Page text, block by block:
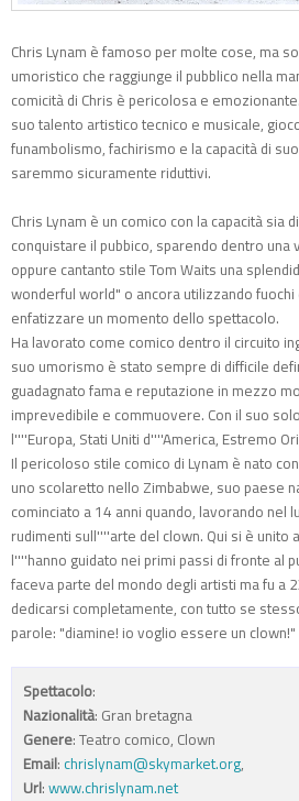
Chris Lynam è famoso per molte cose, ma
umoristico che raggiunge il pubblico nella
comicità di Chris è pericolosa e
suo talento artistico tecnico e musicale,
funambolismo, fachirismo e la capacità di
saremmo sicuramente riduttivi.
Chris Lynam è un comico con la capacità sia
conquistare il pubbico, sparendo dentro una
oppure cantanto stile Tom Waits una
wonderful world" o ancora utilizzando
enfatizzare un momento dello spettacolo.
Ha lavorato come comico dentro il circuito
suo umorismo è stato sempre di difficile
guadagnato fama e reputazione in mezzo
imprevedibile e commuovere. Con il suo
l''''Europa, Stati Uniti d''''America, Estremo
Il pericoloso stile comico di Lynam è nato
uno scolaretto nello Zimbabwe, suo paese
cominciato a 14 anni quando, lavorando nel
rudimenti sull''''arte del clown. Qui si è unito
l''''hanno guidato nei primi passi di fronte al
faceva parte del mondo degli artisti ma fu a
dedicarsi completamente, con tutto se
parole: "diamine! io voglio essere un clown!"
Spettacolo:
Nazionalità: Gran bretagna
Genere: Teatro comico, Clown
Email: chrislynam@skymarket.org,
Url: www.chrislynam.net